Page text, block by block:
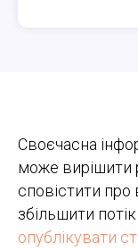
Своєчасна
може вирішити
сповістити про
збільшити
опублікувати